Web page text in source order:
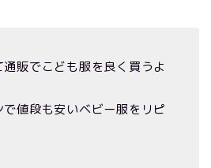
販でこども服を良く買うよ
値段も安いベビー服をリピ